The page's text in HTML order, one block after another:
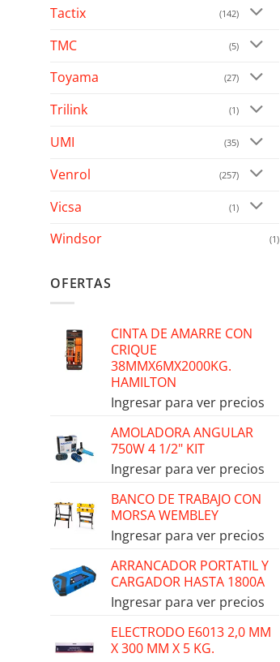
Tactix (142)
TMC (5)
Toyama (27)
Trilink (1)
UMI (35)
Venrol (257)
Vicsa (1)
Windsor (1)
OFERTAS
CINTA DE AMARRE CON
CRIQUE
38MMX6MX2000KG.
HAMILTON
Ingresar para ver precios
AMOLADORA ANGULAR
750W 4 1/2" KIT
Ingresar para ver precios
BANCO DE TRABAJO CON
MORSA WEMBLEY
Ingresar para ver precios
ARRANCADOR PORTATIL Y
CARGADOR HASTA 1800A
Ingresar para ver precios
ELECTRODO E6013 2,0 MM
X 300 MM X 5 KG.